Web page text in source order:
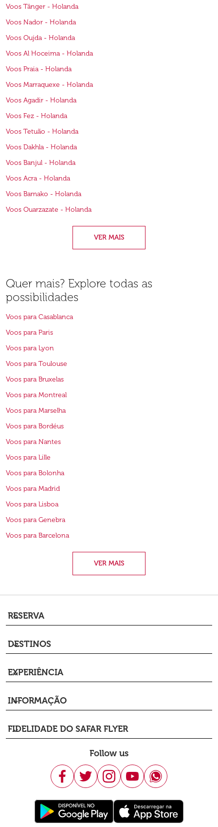
Voos Tânger - Holanda
Voos Nador - Holanda
Voos Oujda - Holanda
Voos Al Hoceima - Holanda
Voos Praia - Holanda
Voos Marraquexe - Holanda
Voos Agadir - Holanda
Voos Fez - Holanda
Voos Tetuão - Holanda
Voos Dakhla - Holanda
Voos Banjul - Holanda
Voos Acra - Holanda
Voos Bamako - Holanda
Voos Ouarzazate - Holanda
VER MAIS
Quer mais? Explore todas as
possibilidades
Voos para Casablanca
Voos para Paris
Voos para Lyon
Voos para Toulouse
Voos para Bruxelas
Voos para Montreal
Voos para Marselha
Voos para Bordéus
Voos para Nantes
Voos para Lille
Voos para Bolonha
Voos para Madrid
Voos para Lisboa
Voos para Genebra
Voos para Barcelona
VER MAIS
RESERVA
keyboard_arrow_down
DESTINOS
keyboard_arrow_down
EXPERIÊNCIA
keyboard_arrow_down
INFORMAÇÃO
keyboard_arrow_down
FIDELIDADE DO SAFAR FLYER
keyboard_arrow_down
Follow us